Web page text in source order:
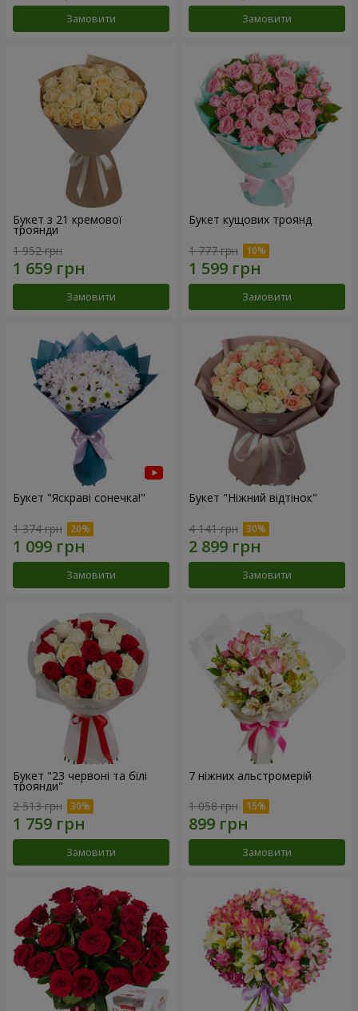
Замовити Замовити
Букет з 21 кремової
троянди
1 952 грн
Замовити
Букет кущових троянд
1 777 грн
Замовити
Букет "Яскраві сонечка!"
1 374 грн
Замовити
Букет "Ніжний відтінок"
4 141 грн
Замовити
Букет "23 червоні та білі
троянди"
2 513 грн
Замовити
7 ніжних альстромерій
1 058 грн
Замовити